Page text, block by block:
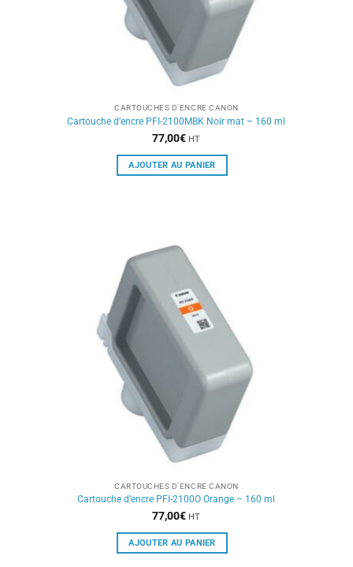
CARTOUCHES D'ENCRE CANON
Cartouche d’encre PFI-2100MBK Noir mat – 160 ml
77,00€ HT
AJOUTER AU PANIER
CARTOUCHES D'ENCRE CANON
Cartouche d’encre PFI-2100O Orange – 160 ml
77,00€ HT
AJOUTER AU PANIER